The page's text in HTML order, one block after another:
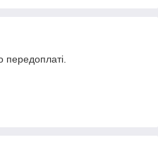
передоплаті.